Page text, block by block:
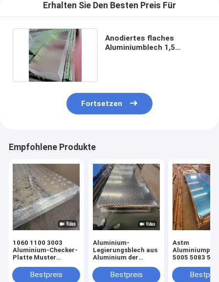
Erhalten Sie Den Besten Preis Für
Anodiertes flaches
Aluminiumblech 1,5
Fortsetzen
Empfohlene Produkte
1060 1100 3003
Aluminium-Checker-
Platte Muster
mm
Bestpreis
Aluminium-
Legierungsblech aus
Aluminium der
5083 5052 H32 1060
1050 6061 schlicht
Bestpreis
Astm
5005 5083